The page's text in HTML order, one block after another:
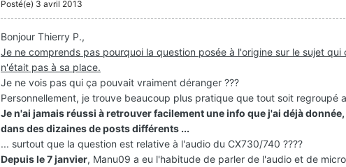
Posté(e) 3 avril 2013
Bonjour Thierry P.,
Je ne comprends pas pourquoi la question posée à l'origine sur le sujet qui
n'était pas à sa place.
Je ne vois pas qui ça pouvait vraiment déranger ???
Personnellement, je trouve beaucoup plus pratique que tout soit regroupé
Je n'ai jamais réussi à retrouver facilement une info que j'ai déjà
dans des dizaines de posts différents ...
... surtout que la question est relative à l'audio du CX730/740 ????
Depuis le 7 janvier, Manu09 a eu l'habitude de parler de l'audio et de